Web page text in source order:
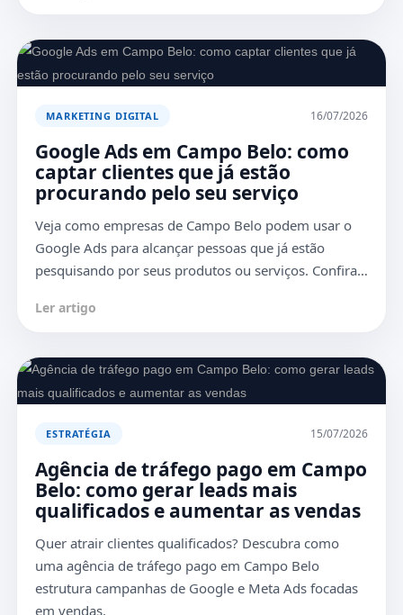
MARKETING DIGITAL 16/07/2026
Google Ads em Campo Belo: como
captar clientes que já estão
procurando pelo seu serviço
Veja como empresas de Campo Belo podem usar o
Google Ads para alcançar pessoas que já estão
pesquisando por seus produtos ou serviços. Confira…
Ler artigo
ESTRATÉGIA 15/07/2026
Agência de tráfego pago em Campo
Belo: como gerar leads mais
qualificados e aumentar as vendas
Quer atrair clientes qualificados? Descubra como
uma agência de tráfego pago em Campo Belo
estrutura campanhas de Google e Meta Ads focadas
em vendas.